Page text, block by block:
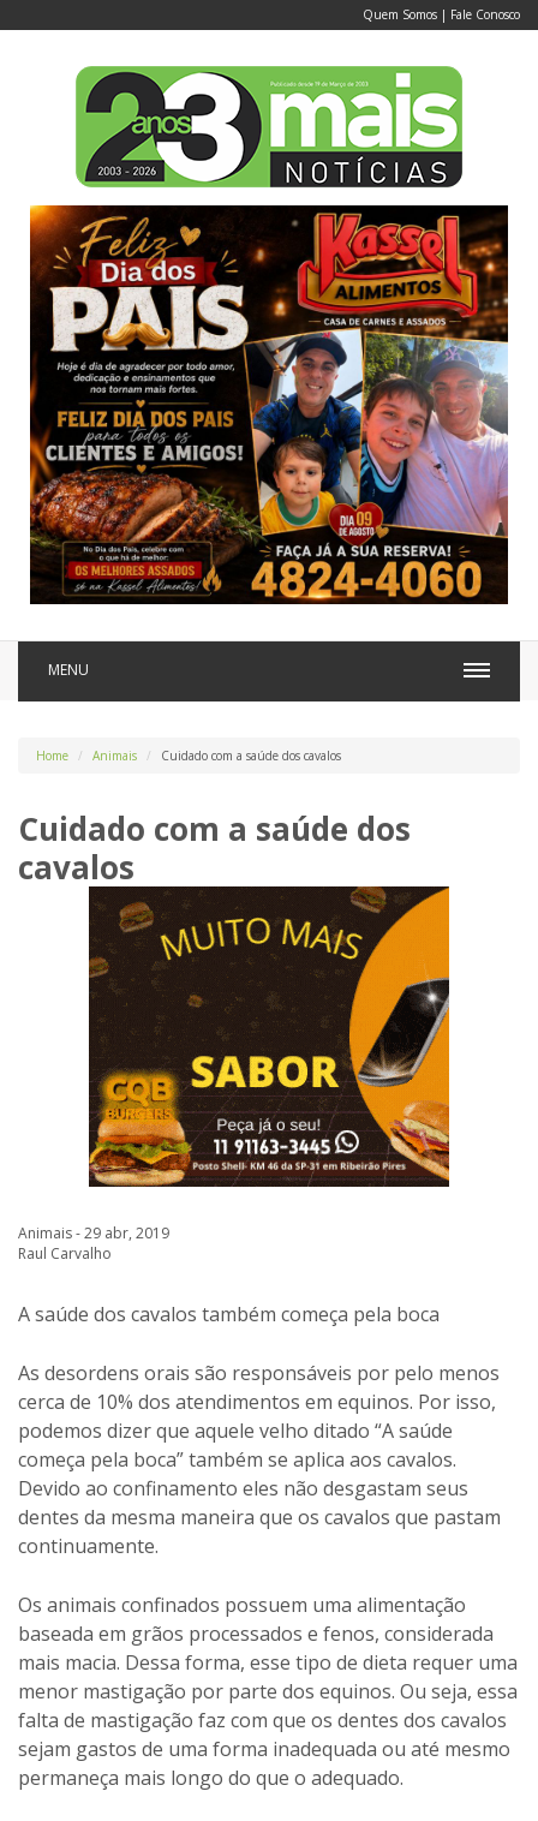
Quem Somos | Fale Conosco
MENU
Home Animais Cuidado com a saúde dos cavalos
Cuidado com a saúde dos
cavalos
Animais - 29 abr, 2019
Raul Carvalho
A saúde dos cavalos também começa pela boca
As desordens orais são responsáveis por pelo menos
cerca de 10% dos atendimentos em equinos. Por isso,
podemos dizer que aquele velho ditado “A saúde
começa pela boca” também se aplica aos cavalos.
Devido ao confinamento eles não desgastam seus
dentes da mesma maneira que os cavalos que pastam
continuamente.
Os animais confinados possuem uma alimentação
baseada em grãos processados e fenos, considerada
mais macia. Dessa forma, esse tipo de dieta requer uma
menor mastigação por parte dos equinos. Ou seja, essa
falta de mastigação faz com que os dentes dos cavalos
sejam gastos de uma forma inadequada ou até mesmo
permaneça mais longo do que o adequado.